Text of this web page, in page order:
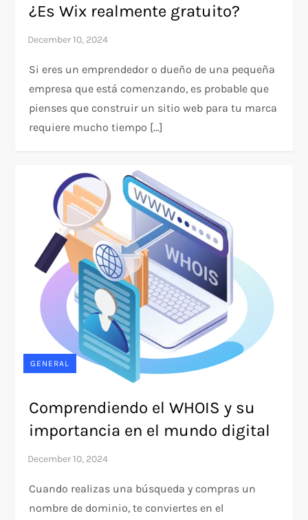
¿Es Wix realmente gratuito?
Si eres un emprendedor o dueño de una pequeña
empresa que está comenzando, es probable que
pienses que construir un sitio web para tu marca
requiere mucho tiempo […]
GENERAL
Comprendiendo el WHOIS y su
importancia en el mundo digital
Cuando realizas una búsqueda y compras un
nombre de dominio, te conviertes en el